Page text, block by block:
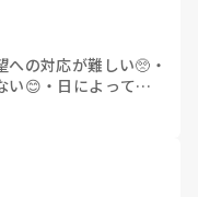
への対応が難しい🥺 ・
い😊 ・ 日によって違